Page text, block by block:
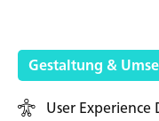
Product Mgmt.
Gestaltung &
User Experience